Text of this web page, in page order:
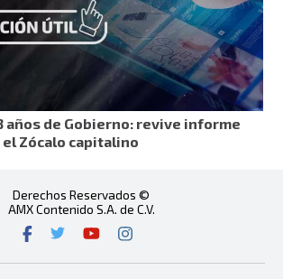
años de Gobierno: revive informe
Zócalo capitalino
Derechos Reservados ©
AMX Contenido S.A. de C.V.